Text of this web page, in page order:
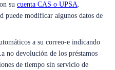
su cuenta CAS o UPSA.
puede modificar algunos datos de
a su correo-e indicando
no devolución de los préstamos
de tiempo sin servicio de